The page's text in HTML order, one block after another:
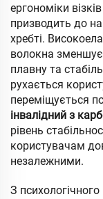
ергономіки
призводить до
хребті.
волокна
плавну та
рухається
переміщується
інвалідний з
рівень
користувачам
незалежними.
З